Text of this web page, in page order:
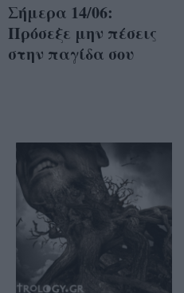
Σήμερα 14/06:
Πρόσεξε μην πέσεις
στην παγίδα σου